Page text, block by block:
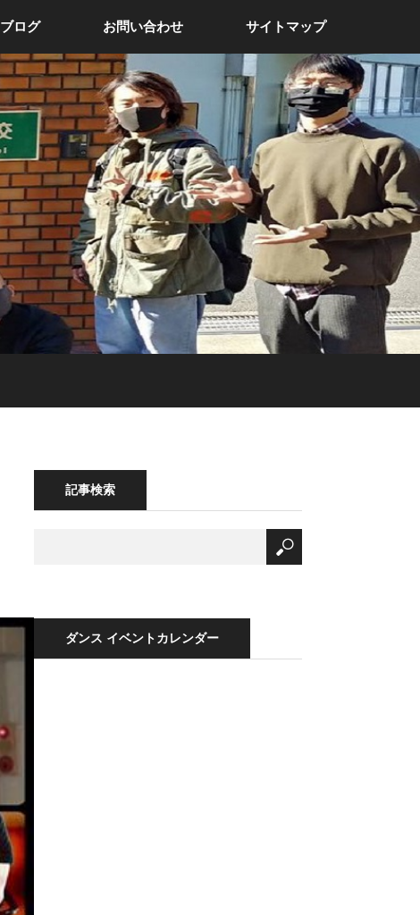
ブログ お問い合わせ サイトマップ
記事検索
ダンス イベントカレンダー